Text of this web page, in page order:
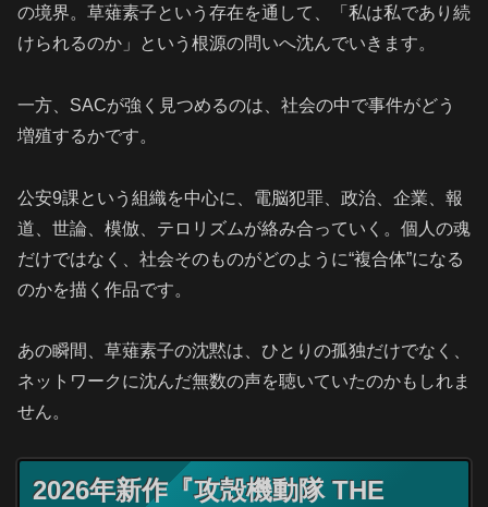
の境界。草薙素子という存在を通して、「私は私であり続
けられるのか」という根源の問いへ沈んでいきます。
一方、SACが強く見つめるのは、社会の中で事件がどう
増殖するかです。
公安9課という組織を中心に、電脳犯罪、政治、企業、報
道、世論、模倣、テロリズムが絡み合っていく。個人の魂
だけではなく、社会そのものがどのように“複合体”になる
のかを描く作品です。
あの瞬間、草薙素子の沈黙は、ひとりの孤独だけでなく、
ネットワークに沈んだ無数の声を聴いていたのかもしれま
せん。
2026年新作『攻殻機動隊 THE